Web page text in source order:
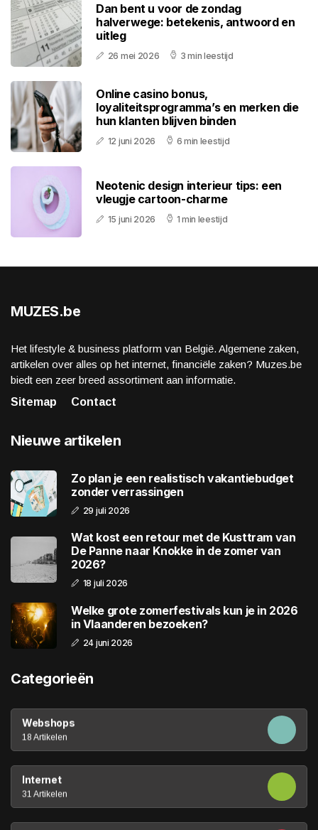
Dan bent u voor de zondag
halverwege: betekenis, antwoord en
uitleg
26 mei 2026 3 min leestijd
Online casino bonus,
loyaliteitsprogramma’s en merken die
hun klanten blijven binden
12 juni 2026 6 min leestijd
Neotenic design interieur tips: een
vleugje cartoon-charme
15 juni 2026 1 min leestijd
MUZES.be
Het lifestyle & business platform van België. Algemene zaken,
artikelen over alles op het internet, financiële zaken? Muzes.be
biedt een zeer breed assortiment aan informatie.
Sitemap
Contact
Nieuwe artikelen
Zo plan je een realistisch vakantiebudget
zonder verrassingen
29 juli 2026
Wat kost een retour met de Kusttram van
De Panne naar Knokke in de zomer van
2026?
18 juli 2026
Welke grote zomerfestivals kun je in 2026
in Vlaanderen bezoeken?
24 juni 2026
Categorieën
Webshops
18 Artikelen
Internet
31 Artikelen